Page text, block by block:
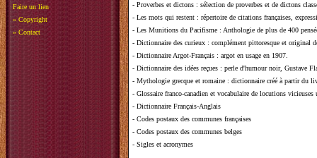
Faire un lien
» Copyright
» Contact
- Proverbes et dictons : sélection de proverbes et de dictons
- Les mots qui restent : répertoire de citations françaises,
- Les Munitions du Pacifisme : Anthologie de plus de 400
- Dictionnaire des curieux : complément pittoresque et original
- Dictionnaire Argot-Français : argot en usage en 1907.
- Dictionnaire des idées reçues : perle d'humour noir, Gustave
- Mythologie grecque et romaine : dictionnaire créé à partir du
- Glossaire franco-canadien et vocabulaire de locutions vicieuses
- Dictionnaire Français-Anglais
- Codes postaux des communes françaises
- Codes postaux des communes belges
- Sigles et acronymes